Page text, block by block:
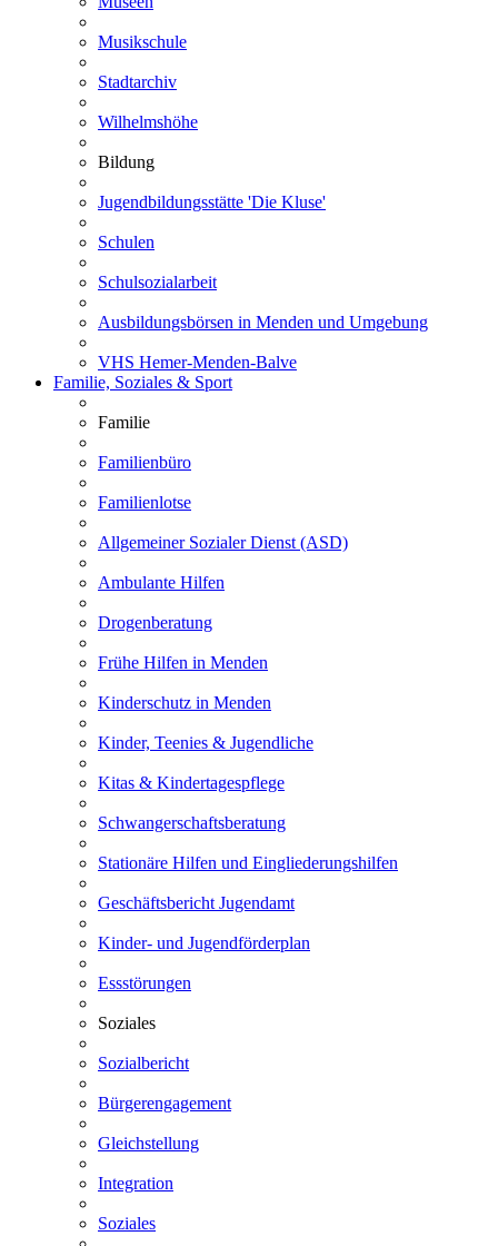
Musikschule
Stadtarchiv
Wilhelmshöhe
Bildung
Jugendbildungsstätte 'Die Kluse'
Schulen
Schulsozialarbeit
Ausbildungsbörsen in Menden und Umgebung
VHS Hemer-Menden-Balve
Familie, Soziales & Sport
Familie
Familienbüro
Familienlotse
Allgemeiner Sozialer Dienst (ASD)
Ambulante Hilfen
Drogenberatung
Frühe Hilfen in Menden
Kinderschutz in Menden
Kinder, Teenies & Jugendliche
Kitas & Kindertagespflege
Schwangerschaftsberatung
Stationäre Hilfen und Eingliederungshilfen
Geschäftsbericht Jugendamt
Kinder- und Jugendförderplan
Essstörungen
Soziales
Sozialbericht
Bürgerengagement
Gleichstellung
Integration
Soziales